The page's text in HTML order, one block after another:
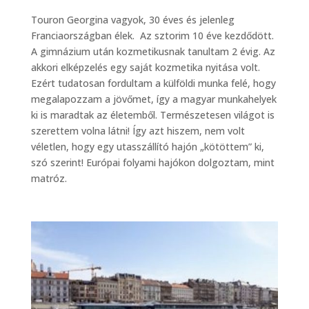
Touron Georgina vagyok, 30 éves és jelenleg
Franciaországban élek. Az sztorim 10 éve kezdődött.
A gimnázium után kozmetikusnak tanultam 2 évig. Az
akkori elképzelés egy saját kozmetika nyitása volt.
Ezért tudatosan fordultam a külföldi munka felé, hogy
megalapozzam a jövőmet, így a magyar munkahelyek
ki is maradtak az életemből. Természetesen világot is
szerettem volna látni! Így azt hiszem, nem volt
véletlen, hogy egy utasszállító hajón „kötöttem” ki,
szó szerint! Európai folyami hajókon dolgoztam, mint
matróz.